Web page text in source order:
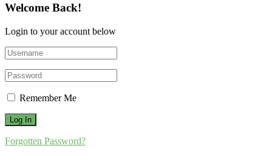
Welcome Back!
Login to your account below
Remember Me
Forgotten Password?